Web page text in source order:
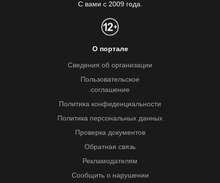
С вами с 2009 года.
О портале
Сведения об организации
Пользовательское
соглашение
Политика конфиденциальности
Политика персональных данных
Проверка документов
Обратная связь
Рекламодателям
Сообщить о нарушении